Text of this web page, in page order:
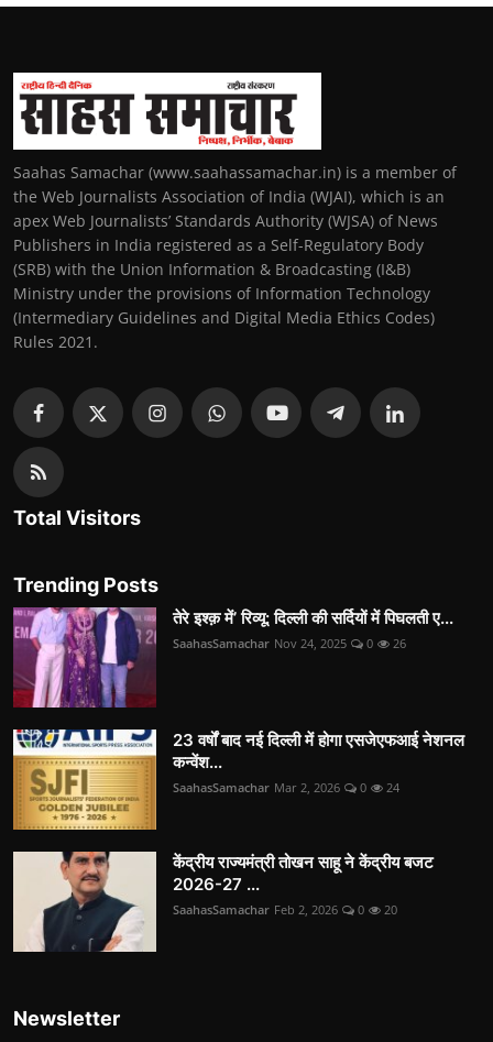
Saahas Samachar (www.saahassamachar.in) is a member of
the Web Journalists Association of India (WJAI), which is an
apex Web Journalists’ Standards Authority (WJSA) of News
Publishers in India registered as a Self-Regulatory Body
(SRB) with the Union Information & Broadcasting (I&B)
Ministry under the provisions of Information Technology
(Intermediary Guidelines and Digital Media Ethics Codes)
Rules 2021.
Total Visitors
Trending Posts
तेरे इश्क़ में’ रिव्यू: दिल्ली की सर्दियों में पिघलती ए...
SaahasSamachar Nov 24, 2025 0 26
23 वर्षों बाद नई दिल्ली में होगा एसजेएफआई नेशनल
कन्वेंश...
SaahasSamachar Mar 2, 2026 0 24
केंद्रीय राज्यमंत्री तोखन साहू ने केंद्रीय बजट
2026-27 ...
SaahasSamachar Feb 2, 2026 0 20
Newsletter